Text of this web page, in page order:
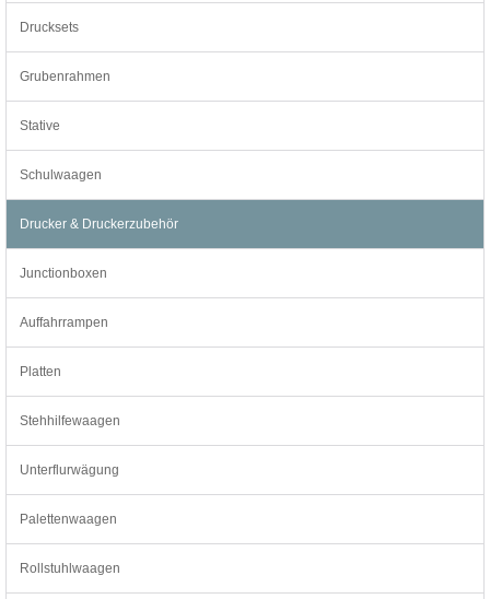
Drucksets
Grubenrahmen
Stative
Schulwaagen
Drucker & Druckerzubehör
Junctionboxen
Auffahrrampen
Platten
Stehhilfewaagen
Unterflurwägung
Palettenwaagen
Rollstuhlwaagen